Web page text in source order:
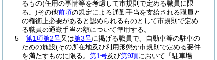
るもの(任用の事情等を考慮して市規則で定める職員に限
る。)その他前項の規定による通勤手当を支給される職員と
の権衡上必要があると認められるものとして市規則で定め
る職員の通勤手当の額について準用する。
5
第1項第2号又は第3号に掲げる職員で、自動車等の駐車の
ための施設(その所在地及び利用形態が市規則で定める要件
を満たすものに限る。 第1号及び第9項において「駐車場